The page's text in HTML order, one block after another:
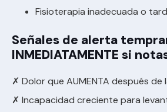
Fisioterapia inadecuada o
Señales de alerta
INMEDIATAMENTE si
✗ Dolor que AUMENTA después de
✗ Incapacidad creciente para